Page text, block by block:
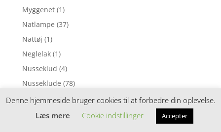
Myggenet (1)
Natlampe (37)
Nattøj (1)
Neglelak (1)
Nusseklud (4)
Nusseklude (78)
Opbevaring (11)
Ophængsringe
(13)
Denne hjemmeside bruger cookies til at forbedre din oplevelse.
Læs mere
Cookie indstillinger Accepter